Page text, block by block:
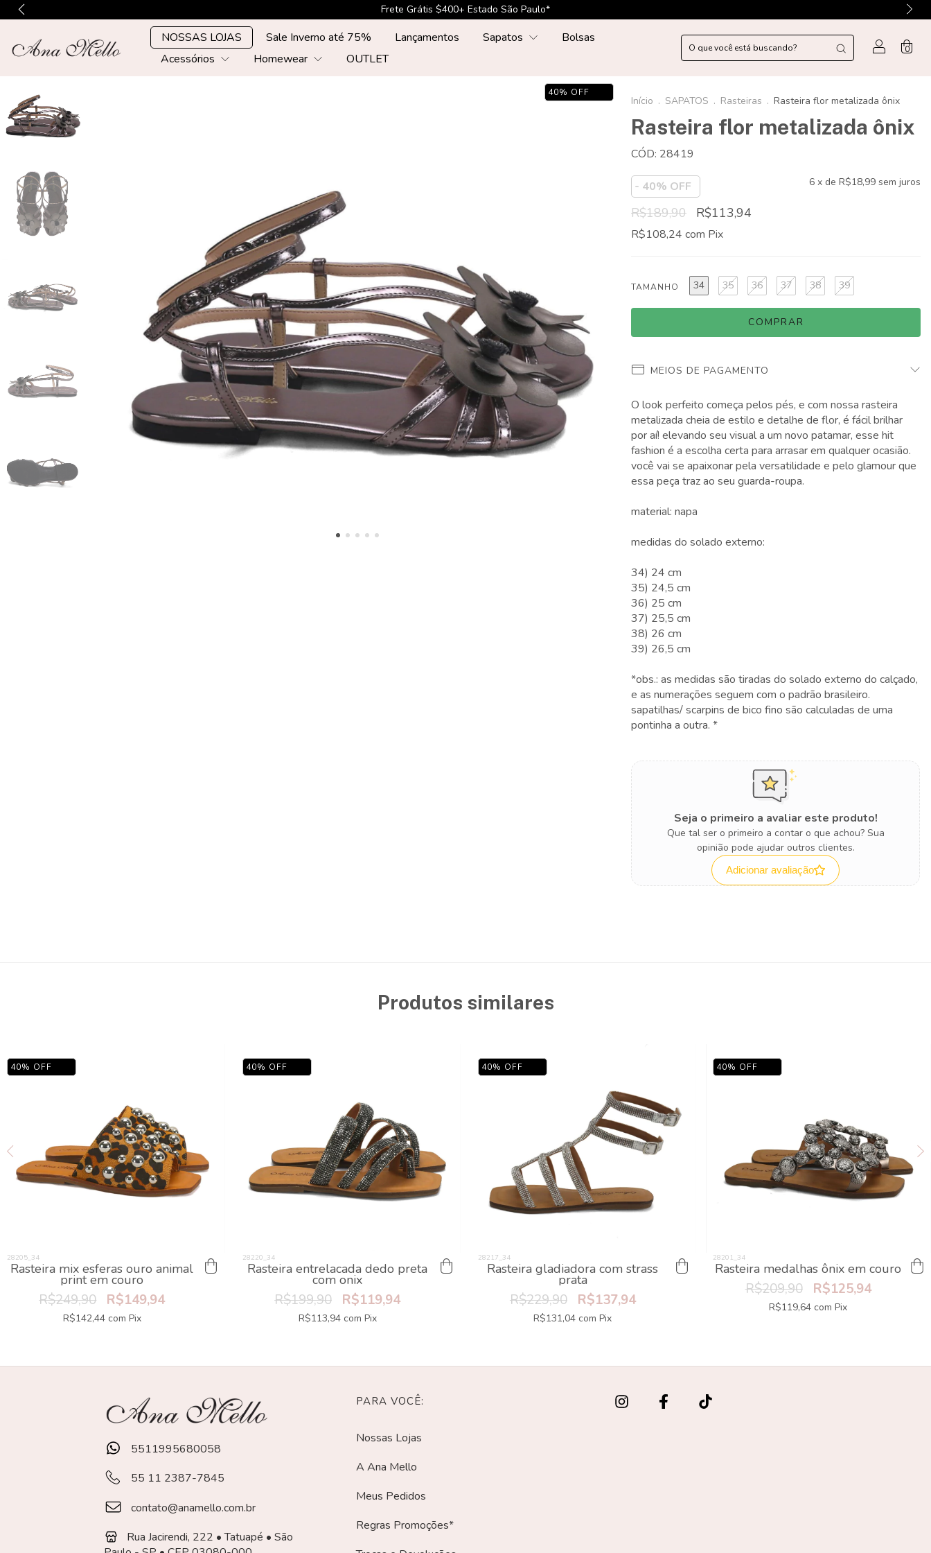
Frete Grátis $500+ Sul, Sudste, Centr-Oeste*
NOSSAS LOJAS Sale Inverno até 75% Lançamentos Sapatos
Bolsas
Acessórios
Homewear OUTLET
0
40% OFF
Início . SAPATOS . Rasteiras . Rasteira flor metalizada ônix
Rasteira flor metalizada ônix
CÓD: 28419
- 40% OFF
R$189,90 R$113,94
6 x de R$18,99 sem juros
R$108,24 com Pix
TAMANHO 34 35 36 37 38 39
MEIOS DE PAGAMENTO
O look perfeito começa pelos pés, e com nossa rasteira
metalizada cheia de estilo e detalhe de flor, é fácil brilhar
por aí! elevando seu visual a um novo patamar, esse hit
fashion é a escolha certa para arrasar em qualquer ocasião.
você vai se apaixonar pela versatilidade e pelo glamour que
essa peça traz ao seu guarda-roupa.
material: napa
medidas do solado externo:
34) 24 cm
35) 24,5 cm
36) 25 cm
37) 25,5 cm
38) 26 cm
39) 26,5 cm
*obs.: as medidas são tiradas do solado externo do calçado,
e as numerações seguem com o padrão brasileiro.
sapatilhas/ scarpins de bico fino são calculadas de uma
pontinha a outra. *
Seja o primeiro a avaliar este produto!
Que tal ser o primeiro a contar o que achou? Sua
opinião pode ajudar outros clientes.
Adicionar avaliação
Produtos similares
40% OFF
Rasteira mix esferas ouro animal
print em couro
R$249,90 R$149,94
R$142,44 com Pix
40% OFF
Rasteira entrelacada dedo preta
com onix
R$199,90 R$119,94
R$113,94 com Pix
40% OFF
Rasteira gladiadora com strass
prata
R$229,90 R$137,94
R$131,04 com Pix
40% OFF
Rasteira medalhas ônix em couro
R$209,90 R$125,94
R$119,64 com Pix
5511995680058
55 11 2387-7845
contato@anamello.com.br
Rua Jacirendi, 222 • Tatuapé • São
PARA VOCÊ:
Nossas Lojas
A Ana Mello
Meus Pedidos
Regras Promoções*